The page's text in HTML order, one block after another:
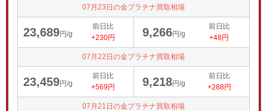
07月23日の金プラチナ買取相場
23,689円/g
前日比
+230円
9,266円/g
前日比
+48円
07月22日の金プラチナ買取相場
23,459円/g
前日比
+569円
9,218円/g
前日比
+288円
07月21日の金プラチナ買取相場